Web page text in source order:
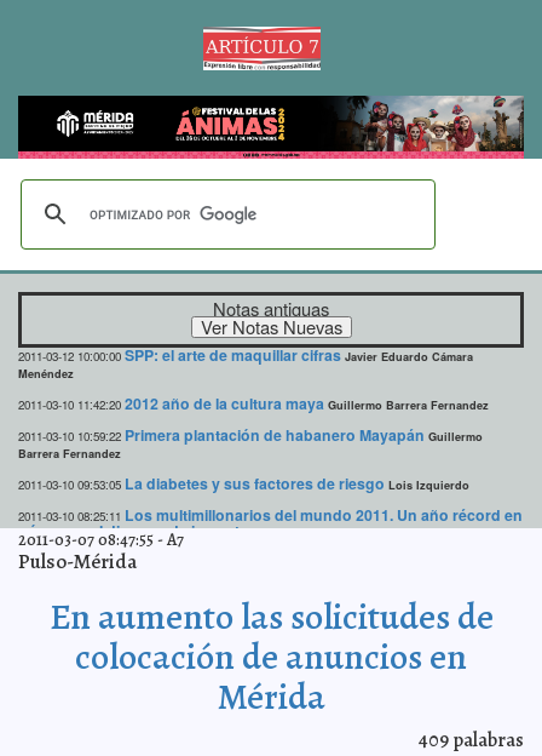
Notas antiguas
2011-03-12 10:00:00 SPP: el arte de maquillar cifras Javier Eduardo Cámara
Menéndez
2011-03-10 11:42:20 2012 año de la cultura maya Guillermo Barrera Fernandez
2011-03-10 10:59:22 Primera plantación de habanero Mayapán Guillermo
Barrera Fernandez
2011-03-10 09:53:05 La diabetes y sus factores de riesgo Lois Izquierdo
2011-03-10 08:25:11 Los multimillonarios del mundo 2011. Un año récord en
números, el dinero y de impactoA7
2011-03-09 18:56:37 Se preparan productores para tiempo de estiaje
2011-03-09 17:43:44 Ingresa mañana jueves el frente frío 34 A7
2011-03-09 17:40:56 Entrega alcaldesa apoyos a rondalla de adultos
mayores del DIF A7
Mesas de atención del DIF Municipal, sensibles a
Próxima ley de ciencia, ejemplo de consenso en el
2011-03-07 08:47:55-A7
Pulso-Mérida
En aumento las solicitudes de
colocación de anuncios en
Mérida
409palabras